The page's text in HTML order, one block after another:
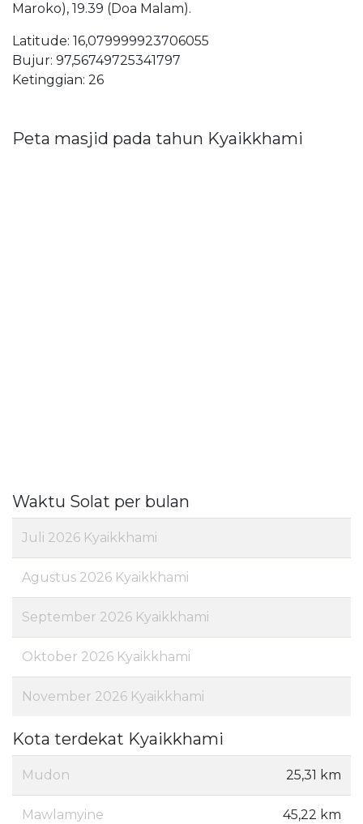
Maroko), 19.39 (Doa Malam).
Latitude: 16,079999923706055
Bujur: 97,56749725341797
Ketinggian: 26
Peta masjid pada tahun Kyaikkhami
Waktu Solat per bulan
Juli 2026 Kyaikkhami
Agustus 2026 Kyaikkhami
September 2026 Kyaikkhami
Oktober 2026 Kyaikkhami
November 2026 Kyaikkhami
Kota terdekat Kyaikkhami
Mudon 25,31 km
Mawlamyine 45,22 km